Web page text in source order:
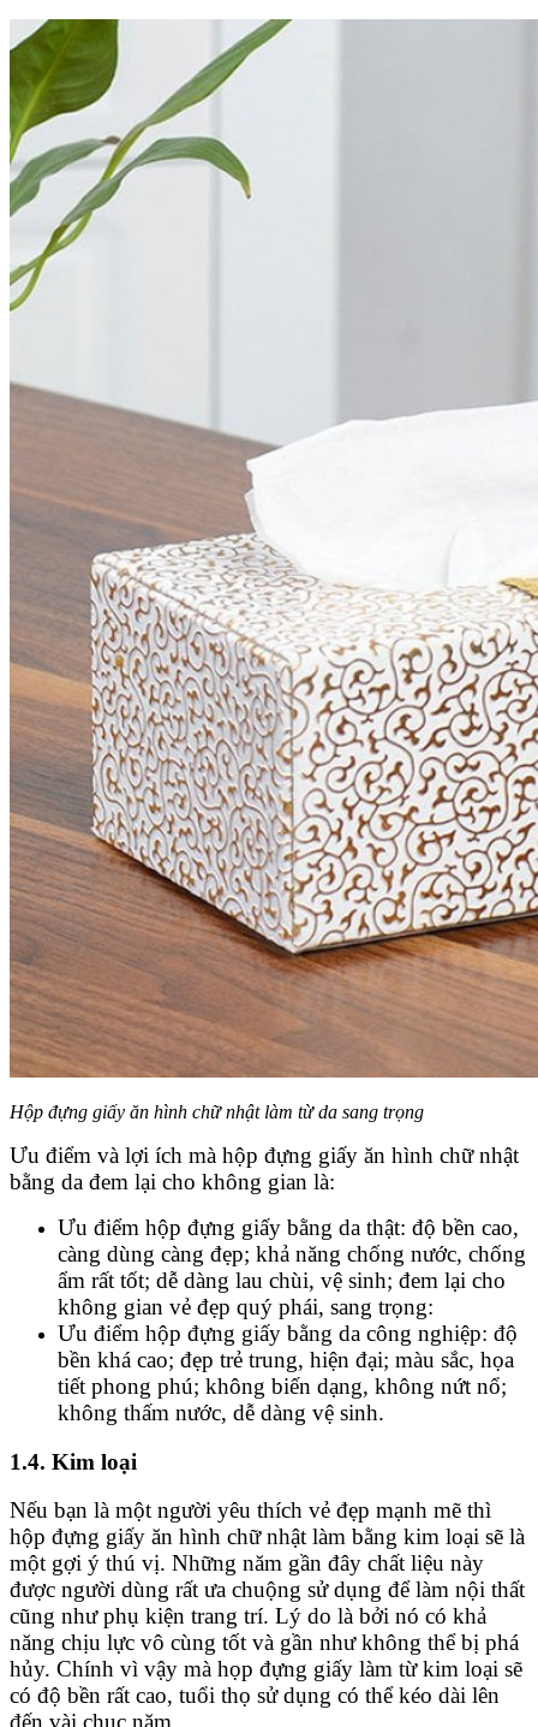
Hộp đựng giấy ăn hình chữ nhật làm từ da sang trọng
Ưu điểm và lợi ích mà hộp đựng giấy ăn hình chữ nhật
bằng da đem lại cho không gian là:
Ưu điểm hộp đựng giấy bằng da thật: độ bền cao,
càng dùng càng đẹp; khả năng chống nước, chống
ẩm rất tốt; dễ dàng lau chùi, vệ sinh; đem lại cho
không gian vẻ đẹp quý phái, sang trọng:
Ưu điểm hộp đựng giấy bằng da công nghiệp: độ
bền khá cao; đẹp trẻ trung, hiện đại; màu sắc, họa
tiết phong phú; không biến dạng, không nứt nổ;
không thấm nước, dễ dàng vệ sinh.
1.4. Kim loại
Nếu bạn là một người yêu thích vẻ đẹp mạnh mẽ thì
hộp đựng giấy ăn hình chữ nhật làm bằng kim loại sẽ là
một gợi ý thú vị. Những năm gần đây chất liệu này
được người dùng rất ưa chuộng sử dụng để làm nội thất
cũng như phụ kiện trang trí. Lý do là bởi nó có khả
năng chịu lực vô cùng tốt và gần như không thể bị phá
hủy. Chính vì vậy mà họp đựng giấy làm từ kim loại sẽ
có độ bền rất cao, tuổi thọ sử dụng có thể kéo dài lên
đến vài chục năm.